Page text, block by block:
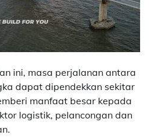
ini, masa perjalanan antara
dapat dipendekkan sekitar
manfaat besar kepada
logistik, pelancongan dan